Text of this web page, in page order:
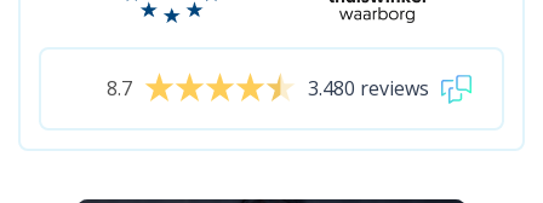
8.7 3.480 reviews